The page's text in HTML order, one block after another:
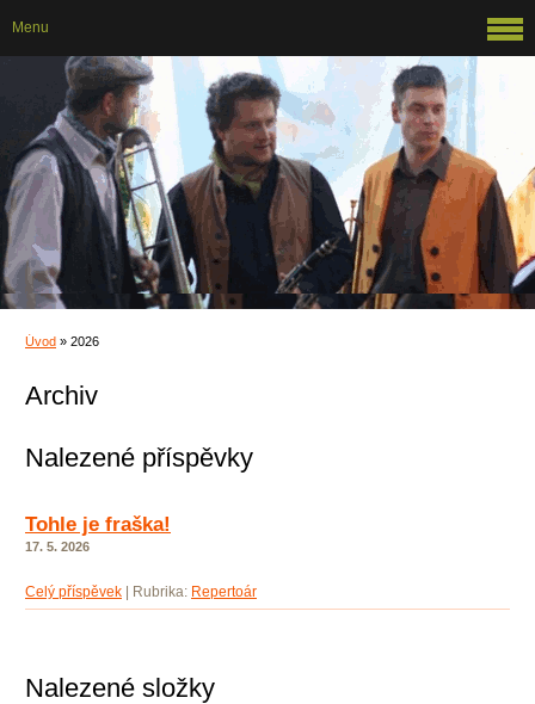
Úvod » 2026
Archiv
Nalezené příspěvky
Tohle je fraška!
17. 5. 2026
Celý příspěvek Rubrika: Repertoár
Nalezené složky
Menu